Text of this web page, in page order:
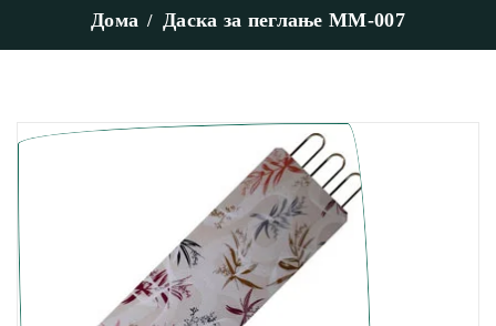
Дома Даска за пеглање MM-007